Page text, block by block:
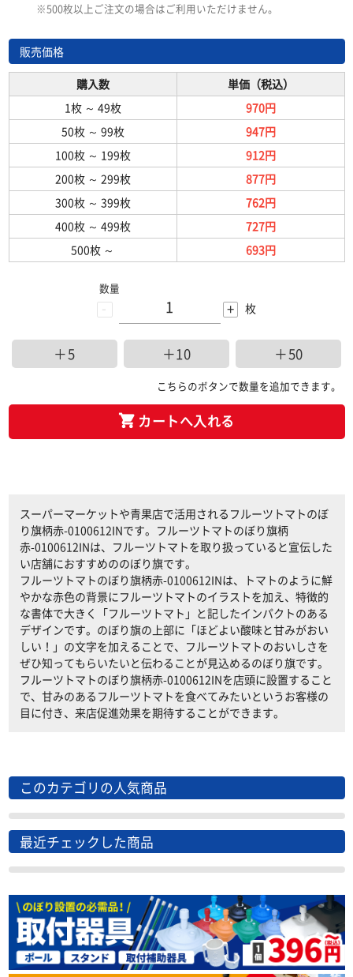
※500枚以上ご注文の場合はご利用いただけません。
販売価格
購入数
単価（税込）
1枚 ～ 49枚
970円
50枚 ～ 99枚
947円
100枚 ～ 199枚
912円
200枚 ～ 299枚
877円
300枚 ～ 399枚
762円
400枚 ～ 499枚
727円
500枚 ～ 693円
-
数量
+ 枚
＋5 ＋10 ＋50
こちらのボタンで数量を追加できます。
カートへ入れる
スーパーマーケットや青果店で活用されるフルーツトマトのぼ
り旗柄赤-0100612INです。フルーツトマトのぼり旗柄
赤-0100612INは、フルーツトマトを取り扱っていると宣伝した
い店舗におすすめののぼり旗です。
フルーツトマトのぼり旗柄赤-0100612INは、トマトのように鮮
やかな赤色の背景にフルーツトマトのイラストを加え、特徴的
な書体で大きく「フルーツトマト」と記したインパクトのある
デザインです。のぼり旗の上部に「ほどよい酸味と甘みがおい
しい！」の文字を加えることで、フルーツトマトのおいしさを
ぜひ知ってもらいたいと伝わることが見込めるのぼり旗です。
フルーツトマトのぼり旗柄赤-0100612INを店頭に設置すること
で、甘みのあるフルーツトマトを食べてみたいというお客様の
目に付き、来店促進効果を期待することができます。
このカテゴリの人気商品
最近チェックした商品